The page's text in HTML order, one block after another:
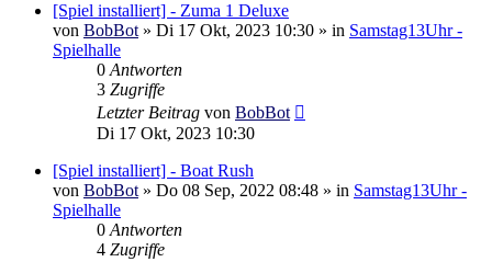
[Spiel installiert] - Zuma 1 Deluxe
von BobBot» Di 17 Okt, 2023 10:30 » in Samstag13Uhr -
Spielhalle
0Antworten
3 Zugriffe
Letzter Beitrag von BobBot
Di 17 Okt, 2023 10:30
[Spiel installiert] - Boat Rush
von BobBot» Do 08 Sep, 2022 08:48 » in Samstag13Uhr -
Spielhalle
0Antworten
4 Zugriffe